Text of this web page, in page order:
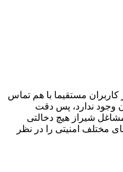
کاربران مستقیما با هم تماس
وجود ندارد، پس دقت
شیراز هیچ دخالتی
مختلف امنیتی را در نظر